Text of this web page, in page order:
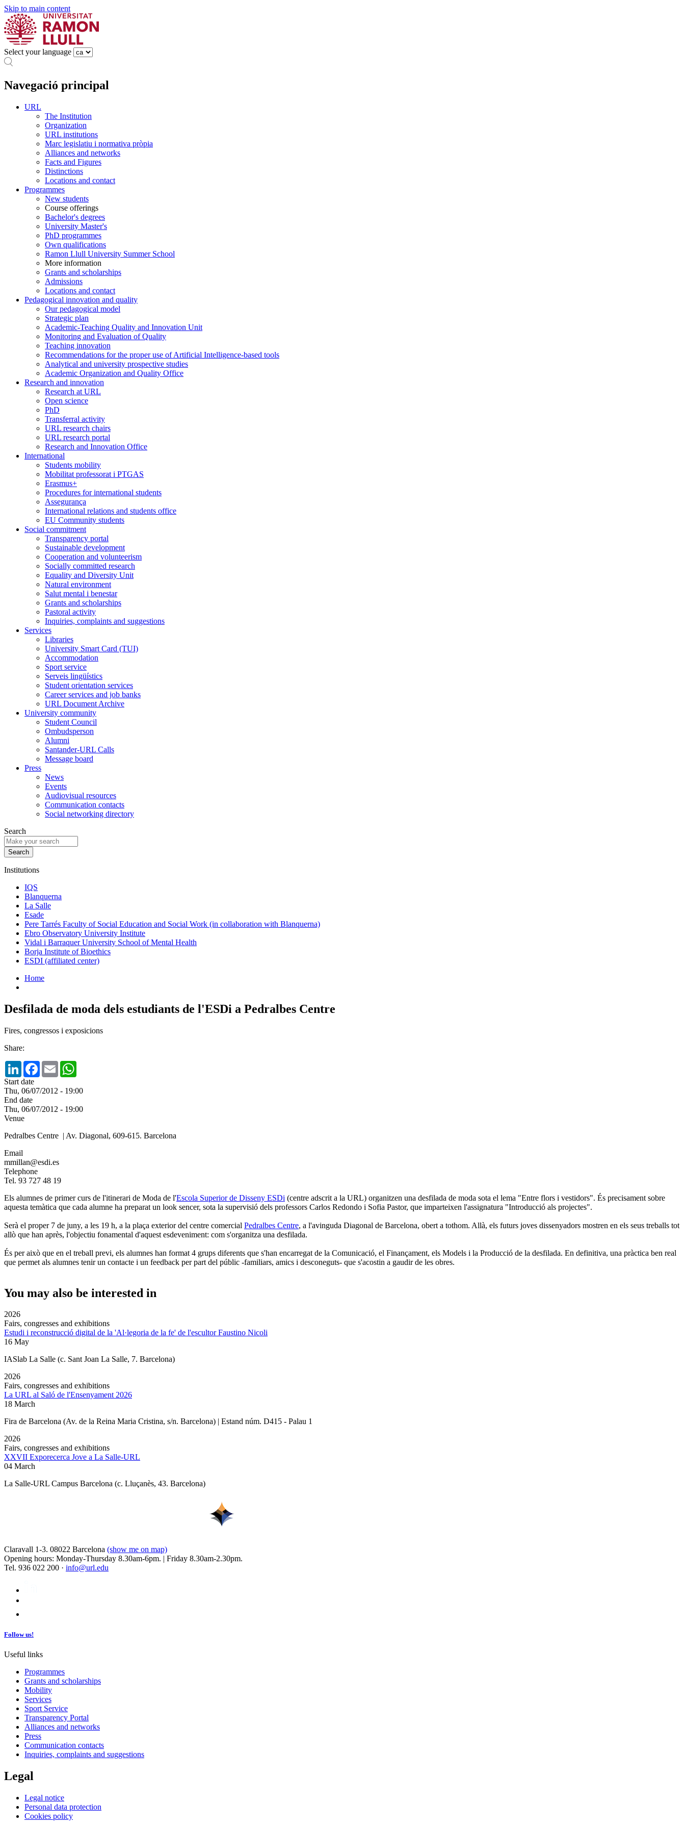
Skip to main content
Select your language
Navegació principal
URL
The Institution
Organization
URL institutions
Marc legislatiu i normativa pròpia
Alliances and networks
Facts and Figures
Distinctions
Locations and contact
Programmes
New students
Course offerings
Bachelor's degrees
University Master's
PhD programmes
Own qualifications
Ramon Llull University Summer School
More information
Grants and scholarships
Admissions
Locations and contact
Pedagogical innovation and quality
Our pedagogical model
Strategic plan
Academic-Teaching Quality and Innovation Unit
Monitoring and Evaluation of Quality
Teaching innovation
Recommendations for the proper use of Artificial Intelligence-based tools
Analytical and university prospective studies
Academic Organization and Quality Office
Research and innovation
Research at URL
Open science
PhD
Transferral activity
URL research chairs
URL research portal
Research and Innovation Office
International
Students mobility
Mobilitat professorat i PTGAS
Erasmus+
Procedures for international students
Assegurança
International relations and students office
EU Community students
Social commitment
Transparency portal
Sustainable development
Cooperation and volunteerism
Socially committed research
Equality and Diversity Unit
Natural environment
Salut mental i benestar
Grants and scholarships
Pastoral activity
Inquiries, complaints and suggestions
Services
Libraries
University Smart Card (TUI)
Accommodation
Sport service
Serveis lingüístics
Student orientation services
Career services and job banks
URL Document Archive
University community
Student Council
Ombudsperson
Alumni
Santander-URL Calls
Message board
Press
News
Events
Audiovisual resources
Communication contacts
Social networking directory
Search
Institutions
IQS
Blanquerna
La Salle
Esade
Pere Tarrés Faculty of Social Education and Social Work (in collaboration with Blanquerna)
Ebro Observatory University Institute
Vidal i Barraquer University School of Mental Health
Borja Institute of Bioethics
ESDI (affiliated center)
Home
Desfilada de moda dels estudiants de l'ESDi a Pedralbes Centre
Fires, congressos i exposicions
Share:
LinkedInFacebook
Email
Start date
Thu, 06/07/2012 - 19:00
End date
Thu, 06/07/2012 - 19:00
Venue
Pedralbes Centre | Av. Diagonal, 609-615. Barcelona
Email
mmillan@esdi.es
Telephone
Tel. 93 727 48 19
Els alumnes de primer curs de l'itinerari de Moda de l'Escola Superior de Disseny ESDi (centre adscrit a la URL) organitzen una desfilada de moda sota el lema "Entre flors i vestidors". És precisament sobre
aquesta temàtica que cada alumne ha preparat un look sencer, sota la supervisió dels professors Carlos Redondo i Sofia Pastor, que imparteixen l'assignatura "Introducció als projectes".
Serà el proper 7 de juny, a les 19 h, a la plaça exterior del centre comercial Pedralbes Centre, a l'avinguda Diagonal de Barcelona, obert a tothom. Allà, els futurs joves dissenyadors mostren en els seus treballs tot
allò que han après, l'objectiu fonamental d'aquest esdeveniment: com s'organitza una desfilada.
És per això que en el treball previ, els alumnes han format 4 grups diferents que s'han encarregat de la Comunicació, el Finançament, els Models i la Producció de la desfilada. En definitiva, una pràctica ben real
que permet als alumnes tenir un contacte i un feedback per part del públic -familiars, amics i desconeguts- que s'acostin a gaudir de les obres.
You may also be interested in
2026
Fairs, congresses and exhibitions
Estudi i reconstrucció digital de la 'Al·legoria de la fe' de l'escultor Faustino Nicoli
16 May
IASlab La Salle (c. Sant Joan La Salle, 7. Barcelona)
2026
Fairs, congresses and exhibitions
La URL al Saló de l'Ensenyament 2026
18 March
Fira de Barcelona (Av. de la Reina Maria Cristina, s/n. Barcelona) | Estand núm. D415 - Palau 1
2026
Fairs, congresses and exhibitions
XXVII Exporecerca Jove a La Salle-URL
04 March
La Salle-URL Campus Barcelona (c. Lluçanès, 43. Barcelona)
Claravall 1-3. 08022 Barcelona (show me on map)
Opening hours: Monday-Thursday 8.30am-6pm. | Friday 8.30am-2.30pm.
Tel. 936 022 200 · info@url.edu
Follow us!
Useful links
Programmes
Grants and scholarships
Mobility
Services
Sport Service
Transparency Portal
Alliances and networks
Press
Communication contacts
Inquiries, complaints and suggestions
Legal
Legal notice
Personal data protection
Cookies policy